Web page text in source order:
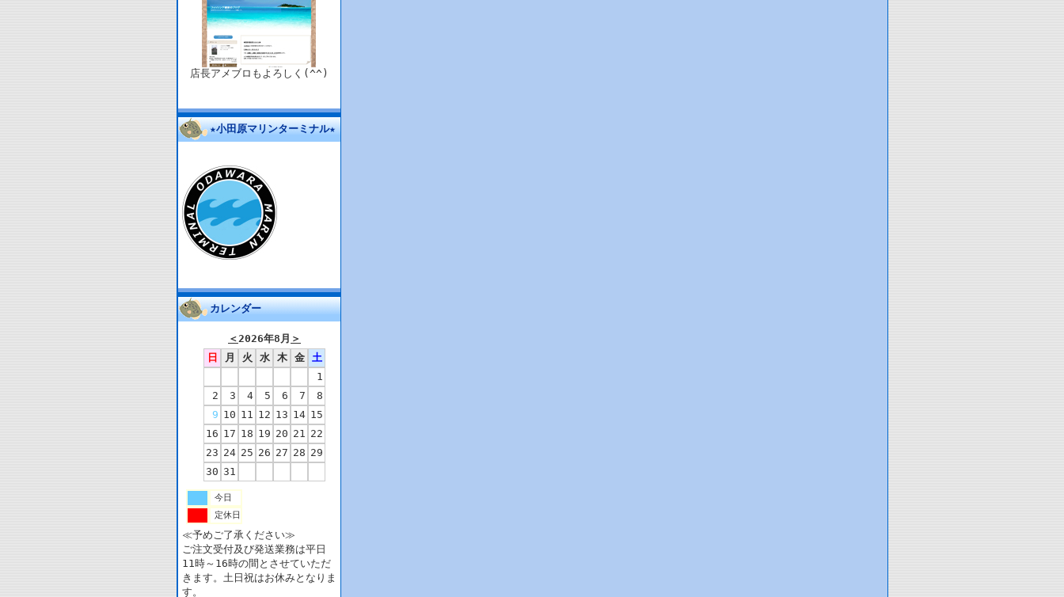
店長アメブロもよろしく(^^)
★小田原マリンターミナル★
カレンダー
＜2026年8月 ＞
日
月 火 水 木 金
土
1
2
3 4 5 6 7
8
9 10 11 12 13 14 15
16 17 18 19 20 21 22
23 24 25 26 27 28 29
30 31
今日
定休日
≪予めご了承ください≫
ご注文受付及び発送業務は平日
11時～16時の間とさせていただ
きます。土日祝はお休みとなりま
す。